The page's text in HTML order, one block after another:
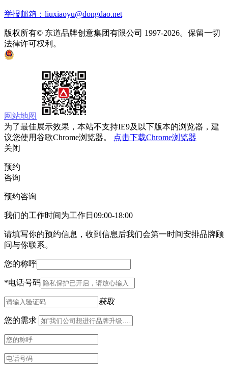
举报邮箱：liuxiaoyu@dongdao.net
版权所有© 东道品牌创意集团有限公司 1997-2026。保留一切
法律许可权利。
网站地图
为了最佳展示效果，本站不支持IE9及以下版本的浏览器，建
议您使用谷歌Chrome浏览器。
点击下载Chrome浏览器
关闭
预约
咨询
预约咨询
我们的工作时间为工作日09:00-18:00
请填写你的预约信息，收到信息后我们会第一时间安排品牌顾
问与你联系。
您的称呼
*电话号码
获取
您的需求